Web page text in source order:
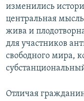
изменились
центральная
жива и
для участников
свободного мира,
Отличая